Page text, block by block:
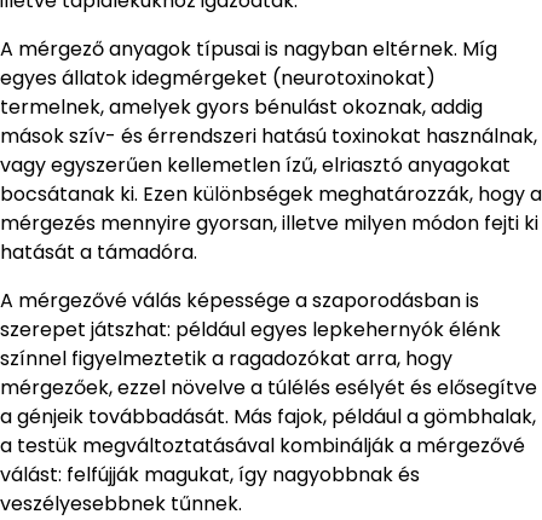
A mérgező anyagok típusai is nagyban eltérnek. Míg
egyes állatok idegmérgeket (neurotoxinokat)
termelnek, amelyek gyors bénulást okoznak, addig
mások szív- és érrendszeri hatású toxinokat használnak,
vagy egyszerűen kellemetlen ízű, elriasztó anyagokat
bocsátanak ki. Ezen különbségek meghatározzák, hogy a
mérgezés mennyire gyorsan, illetve milyen módon fejti ki
hatását a támadóra.
A mérgezővé válás képessége a szaporodásban is
szerepet játszhat: például egyes lepkehernyók élénk
színnel figyelmeztetik a ragadozókat arra, hogy
mérgezőek, ezzel növelve a túlélés esélyét és elősegítve
a génjeik továbbadását. Más fajok, például a gömbhalak,
a testük megváltoztatásával kombinálják a mérgezővé
válást: felfújják magukat, így nagyobbnak és
veszélyesebbnek tűnnek.